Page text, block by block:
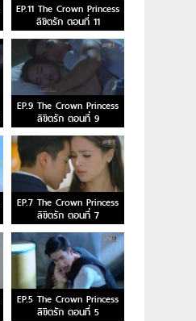
EP.11 The Crown Princess
ลิขิตรัก ตอนที่ 11
EP.9 The Crown Princess
ลิขิตรัก ตอนที่ 9
EP.7 The Crown Princess
ลิขิตรัก ตอนที่ 7
EP.5 The Crown Princess
ลิขิตรัก ตอนที่ 5